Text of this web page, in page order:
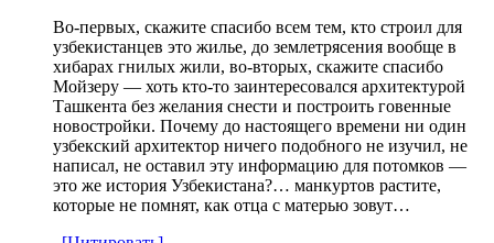
Во-первых, скажите спасибо всем тем, кто строил для
узбекистанцев это жилье, до землетрясения вообще в
хибарах гнилых жили, во-вторых, скажите спасибо
Мойзеру — хоть кто-то заинтересовался архитектурой
Ташкента без желания снести и построить говенные
новостройки. Почему до настоящего времени ни один
узбекский архитектор ничего подобного не изучил, не
написал, не оставил эту информацию для потомков —
это же история Узбекистана?… манкуртов растите,
которые не помнят, как отца с матерью зовут…